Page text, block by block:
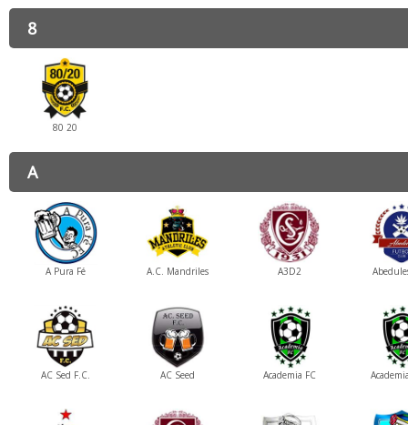
8
80 20
A
A Pura Fé A.C. Mandriles A3D2
AC Sed F.C. AC Seed Academia FC